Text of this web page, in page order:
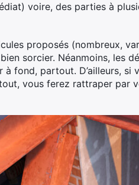
voire, des parties à
proposés (nombreux,
sorcier. Néanmoins, les
à fond, partout. D’ailleurs,
vous ferez rattraper par